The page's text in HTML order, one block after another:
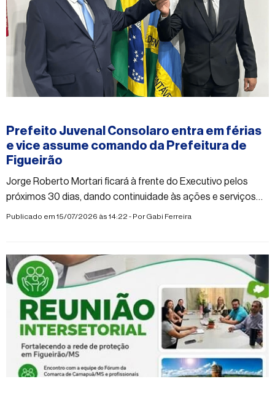
Prefeito Juvenal Consolaro entra em férias
e vice assume comando da Prefeitura de
Figueirão
Jorge Roberto Mortari ficará à frente do Executivo pelos
próximos 30 dias, dando continuidade às ações e serviços
municipais
Publicado em 15/07/2026 às 14:22 - PorGabi Ferreira